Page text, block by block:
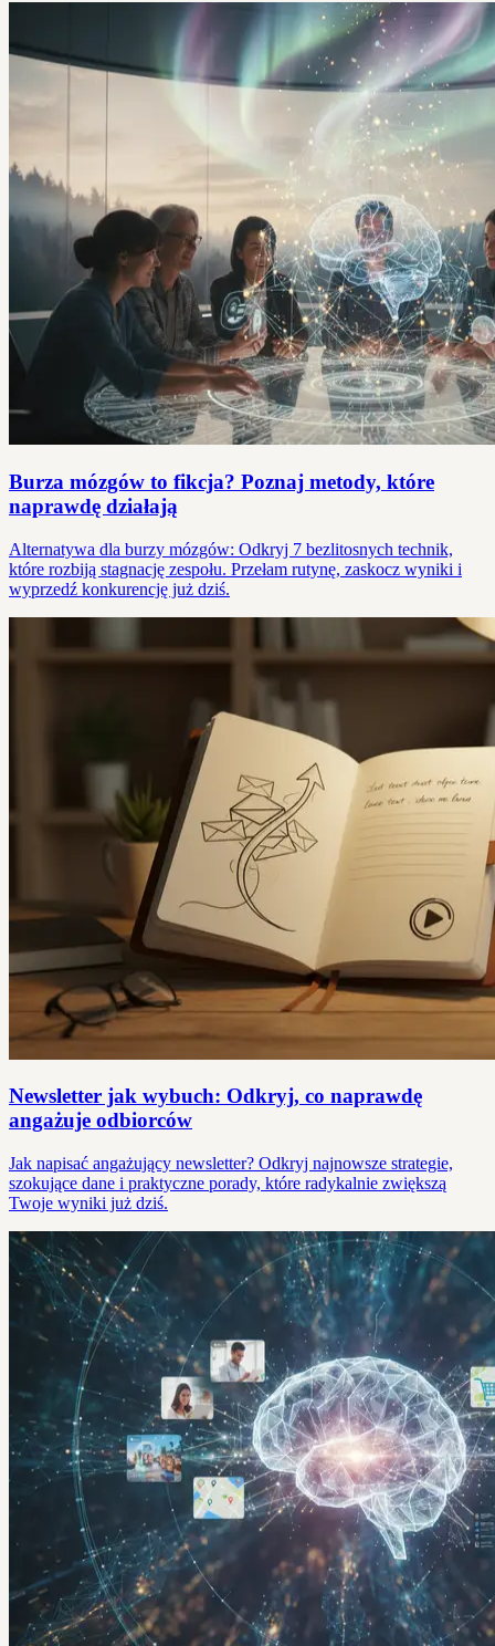
Burza mózgów to fikcja? Poznaj metody, które
naprawdę działają
Alternatywa dla burzy mózgów: Odkryj 7 bezlitosnych technik,
które rozbiją stagnację zespołu. Przełam rutynę, zaskocz wyniki i
wyprzedź konkurencję już dziś.
Newsletter jak wybuch: Odkryj, co naprawdę
angażuje odbiorców
Jak napisać angażujący newsletter? Odkryj najnowsze strategie,
szokujące dane i praktyczne porady, które radykalnie zwiększą
Twoje wyniki już dziś.